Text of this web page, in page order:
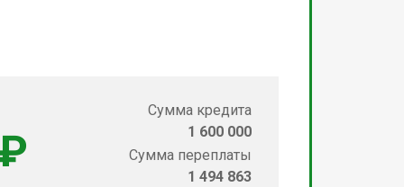
Сумма кредита
1 600 000
Сумма переплаты
1 494 863